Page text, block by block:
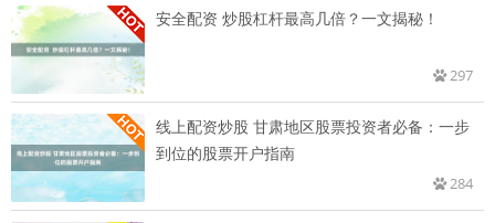
安全配资 炒股杠杆最高几倍？一文揭秘！
297
线上配资炒股 甘肃地区股票投资者必备：一步
到位的股票开户指南
284